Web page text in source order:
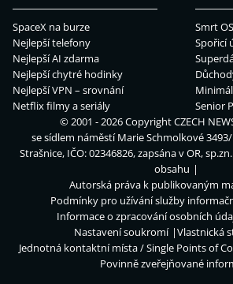
SpaceX na burze
Nejlepší telefony
Nejlepší AI zdarma
Nejlepší chytré hodinky
Nejlepší VPN – srovnání
Netflix filmy a seriály
Smrt
Spořicí
Senior
© 2001 - 2026 CopyrightCZECH
se sídlem náměstí Marie Schmolkové 3493/
Strašnice, IČO: 02346826, zapsána v OR,
obsahu
Autorská práva k publikovaným
Podmínky pro užívání služby
Informace o zpracování osobních
Nastavení soukromí
Vlastnická
Jednotná kontaktní místa / Single Points of
Povinně zveřejňované